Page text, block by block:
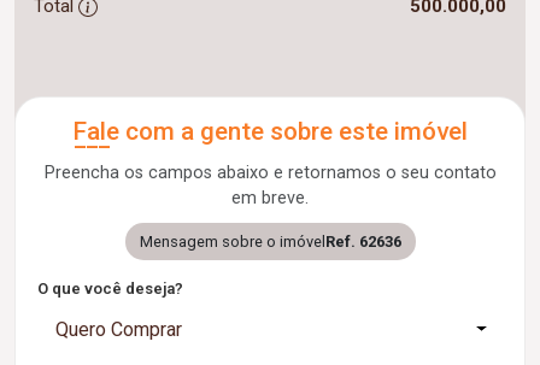
Total 500.000,00
Fale com a gente sobre este imóvel
Preencha os campos abaixo e retornamos o seu contato
em breve.
Mensagem sobre o imóvelRef. 62636
O que você deseja?
Quero Comprar